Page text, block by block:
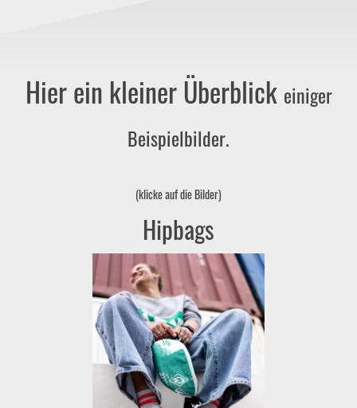
Hier ein kleiner Überblick einiger
Beispielbilder.
Hipbags
(klicke auf die Bilder)